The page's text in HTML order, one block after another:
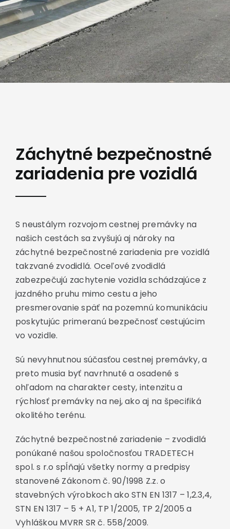
Záchytné bezpečnostné
zariadenia pre vozidlá
S neustálym rozvojom cestnej premávky na
našich cestách sa zvyšujú aj nároky na
záchytné bezpečnostné zariadenia pre vozidlá
takzvané zvodidlá. Oceľové zvodidlá
zabezpečujú zachytenie vozidla schádzajúce z
jazdného pruhu mimo cestu a jeho
presmerovanie späť na pozemnú komunikáciu
poskytujúc primeranú bezpečnosť cestujúcim
vo vozidle.
Sú nevyhnutnou súčasťou cestnej premávky, a
preto musia byť navrhnuté a osadené s
ohľadom na charakter cesty, intenzitu a
rýchlosť premávky na nej, ako aj na špecifiká
okolitého terénu.
Záchytné bezpečnostné zariadenie – zvodidlá
ponúkané našou spoločnosťou TRADETECH
spol. s r.o spĺňajú všetky normy a predpisy
stanovené Zákonom č. 90/1998 Z.z. o
stavebných výrobkoch ako STN EN 1317 – 1,2.3,4,
STN EN 1317 – 5 + A1, TP 1/2005, TP 2/2005 a
Vyhláškou MVRR SR č. 558/2009.